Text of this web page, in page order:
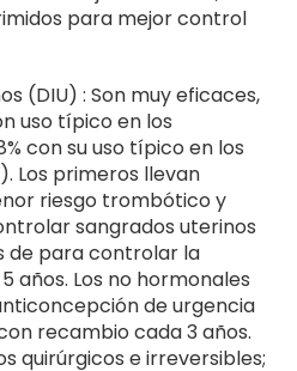
para mejor control
(DIU) : Son muy eficaces,
uso típico en los
con su uso típico en los
Los primeros llevan
riesgo trombótico y
sangrados uterinos
de para controlar la
años. Los no hormonales
de urgencia
recambio cada 3 años.
quirúrgicos e irreversibles;